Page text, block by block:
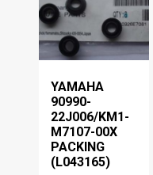
YAMAHA
90990-
22J006/KM1-
M7107-00X
PACKING
(L043165)